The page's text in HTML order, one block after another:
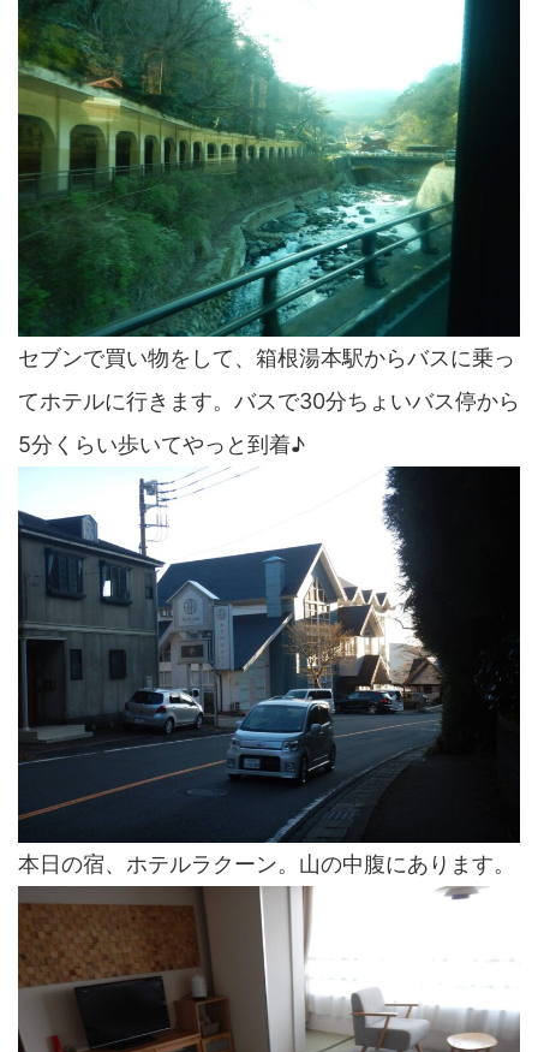
セブンで買い物をして、箱根湯本駅からバスに乗っ
てホテルに行きます。バスで30分ちょいバス停から
5分くらい歩いてやっと到着♪
本日の宿、ホテルラクーン。山の中腹にあります。